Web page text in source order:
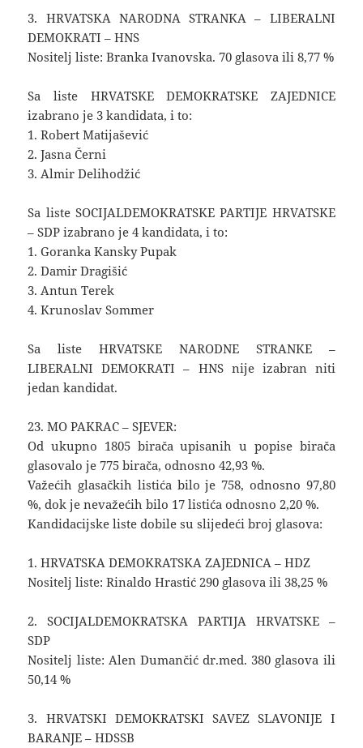
3. HRVATSKA NARODNA STRANKA – LIBERALNI
DEMOKRATI – HNS
Nositelj liste: Branka Ivanovska. 70 glasova ili 8,77 %
Sa liste HRVATSKE DEMOKRATSKE ZAJEDNICE
izabrano je 3 kandidata, i to:
1. Robert Matijašević
2. Jasna Černi
3. Almir Delihodžić
Sa liste SOCIJALDEMOKRATSKE PARTIJE HRVATSKE
– SDP izabrano je 4 kandidata, i to:
1. Goranka Kansky Pupak
2. Damir Dragišić
3. Antun Terek
4. Krunoslav Sommer
Sa liste HRVATSKE NARODNE STRANKE –
LIBERALNI DEMOKRATI – HNS nije izabran niti
jedan kandidat.
23. MO PAKRAC – SJEVER:
Od ukupno 1805 birača upisanih u popise birača
glasovalo je 775 birača, odnosno 42,93 %.
Važećih glasačkih listića bilo je 758, odnosno 97,80
%, dok je nevažećih bilo 17 listića odnosno 2,20 %.
Kandidacijske liste dobile su slijedeći broj glasova:
1. HRVATSKA DEMOKRATSKA ZAJEDNICA – HDZ
Nositelj liste: Rinaldo Hrastić 290 glasova ili 38,25 %
2. SOCIJALDEMOKRATSKA PARTIJA HRVATSKE –
SDP
Nositelj liste: Alen Dumančić dr.med. 380 glasova ili
50,14 %
3. HRVATSKI DEMOKRATSKI SAVEZ SLAVONIJE I
BARANJE – HDSSB